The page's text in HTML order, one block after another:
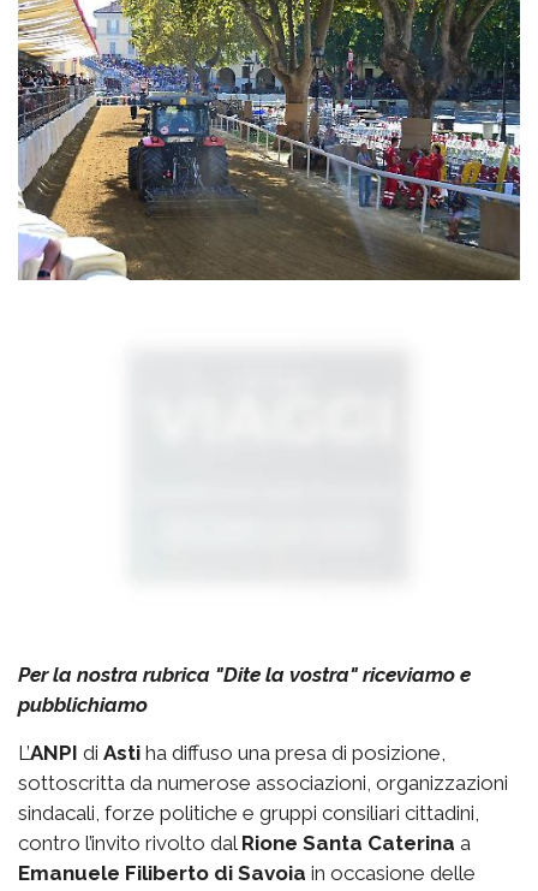
Per la nostra rubrica "Dite la vostra" riceviamo e
pubblichiamo
L’ANPI di Asti ha diffuso una presa di posizione,
sottoscritta da numerose associazioni, organizzazioni
sindacali, forze politiche e gruppi consiliari cittadini,
contro l’invito rivolto dal Rione Santa Caterina a
Emanuele Filiberto di Savoia in occasione delle